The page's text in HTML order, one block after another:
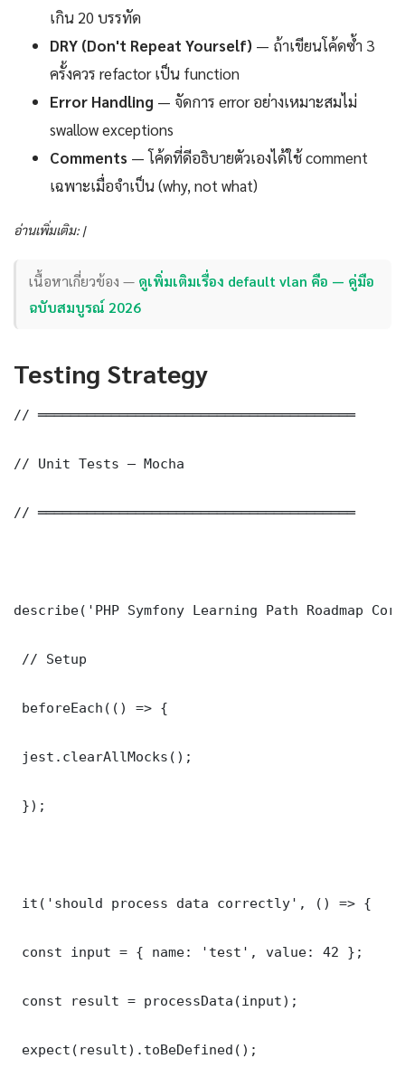
เกิน 20 บรรทัด
DRY (Don't Repeat Yourself) — ถ้าเขียนโค้ดซ้ำ 3
ครั้งควร refactor เป็น function
Error Handling — จัดการ error อย่างเหมาะสมไม่
swallow exceptions
Comments — โค้ดที่ดีอธิบายตัวเองได้ใช้ comment
เฉพาะเมื่อจำเป็น (why, not what)
อ่านเพิ่มเติม: |
เนื้อหาเกี่ยวข้อง — ดูเพิ่มเติมเรื่อง default vlan คือ — คู่มือ
ฉบับสมบูรณ์ 2026
Testing Strategy
// ═══════════════════════════════════════
// Unit Tests — Mocha
// ═══════════════════════════════════════
describe('PHP Symfony Learning Path Roadmap
// Setup
beforeEach(() => {
jest.clearAllMocks();
});
it('should process data correctly', () => {
const input = { name: 'test', value: 42 };
const result = processData(input);
expect(result).toBeDefined();